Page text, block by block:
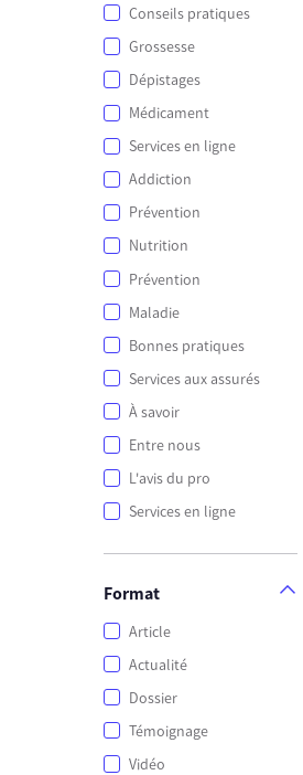
Conseils pratiques
Grossesse
Dépistages
Médicament
Services en ligne
Addiction
Prévention
Nutrition
Prévention
Maladie
Bonnes pratiques
Services aux assurés
À savoir
Entre nous
L'avis du pro
Services en ligne
Format
Article
Actualité
Dossier
Témoignage
Vidéo